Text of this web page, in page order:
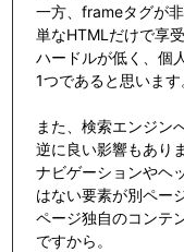
一方、frameタグが
単なHTMLだけで享
ハードルが低く、個
1つであると思います
また、検索エンジン
逆に良い影響もありま
ナビゲーションやヘ
はない要素が別ペー
ページ独自のコンテ
ですから。